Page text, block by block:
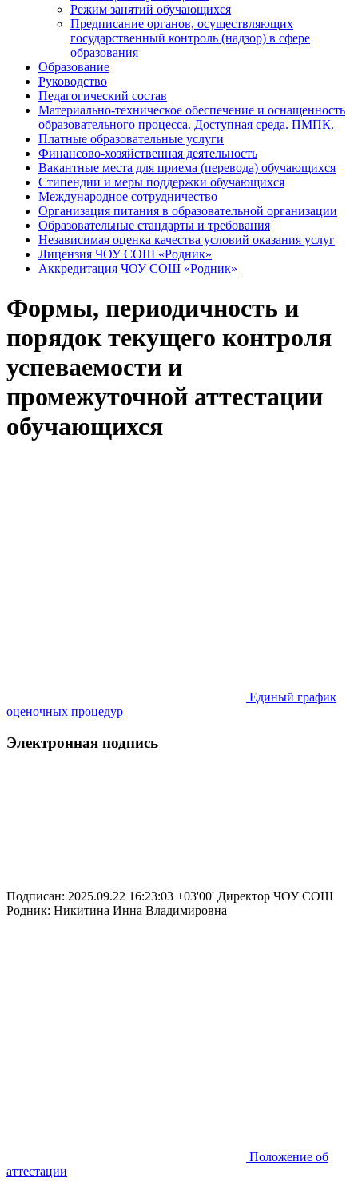
Режим занятий обучающихся
Предписание органов, осуществляющих
государственный контроль (надзор) в сфере
образования
Образование
Руководство
Педагогический состав
Материально-техническое обеспечение и оснащенность
образовательного процесса. Доступная среда. ПМПК.
Платные образовательные услуги
Финансово-хозяйственная деятельность
Вакантные места для приема (перевода) обучающихся
Стипендии и меры поддержки обучающихся
Международное сотрудничество
Организация питания в образовательной организации
Образовательные стандарты и требования
Независимая оценка качества условий оказания услуг
Лицензия ЧОУ СОШ «Родник»
Аккредитация ЧОУ СОШ «Родник»
Формы, периодичность и
порядок текущего контроля
успеваемости и
промежуточной аттестации
обучающихся
Единый график
оценочных процедур
Электронная подпись
Подписан: 2025.09.22 16:23:03 +03'00' Директор ЧОУ СОШ
Родник: Никитина Инна Владимировна
Положение об
аттестации